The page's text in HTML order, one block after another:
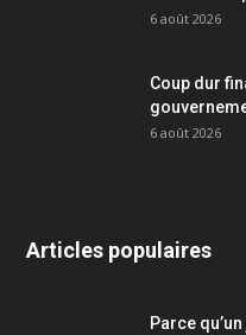
6 août 2026
Coup dur
6 août 2026
Articles populaires
Parce